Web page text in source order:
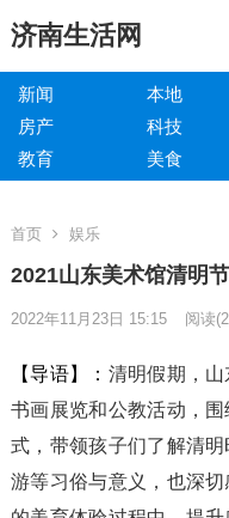
济南生活网
新闻 本地
房产
科技
教育
美食
首页 娱乐
2021山东美术馆清明
2022年11月23日 15:15 阅读
【导语】： 清明假期，
书画展览和公教活动，围
式，带领孩子们了解清
游等习俗与意义，也深